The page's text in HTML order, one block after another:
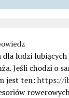
ludzi
Jeśli chodzi o
jest ten: https://